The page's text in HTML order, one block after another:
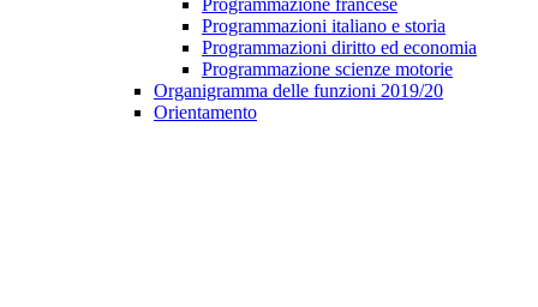
Programmazione francese
Programmazioni italiano e storia
Programmazioni diritto ed economia
Programmazione scienze motorie
Organigramma delle funzioni 2019/20
Orientamento